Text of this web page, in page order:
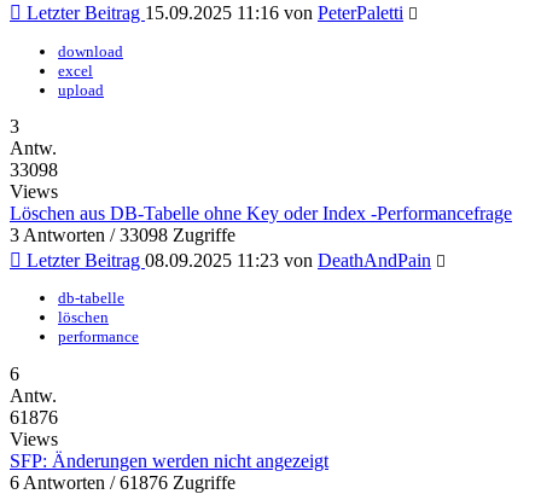
Letzter Beitrag 15.09.2025 11:16 von PeterPaletti
download
excel
upload
3
Antw.
33098
Views
Löschen aus DB-Tabelle ohne Key oder Index -Performancefrage
3 Antworten / 33098 Zugriffe
Letzter Beitrag 08.09.2025 11:23 von DeathAndPain
db-tabelle
löschen
performance
6
Antw.
61876
Views
SFP: Änderungen werden nicht angezeigt
6 Antworten / 61876 Zugriffe